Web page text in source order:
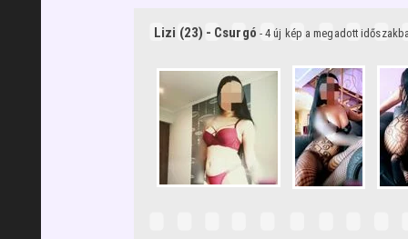
Lizi (23) - Csurgó - 4 új kép a megadott